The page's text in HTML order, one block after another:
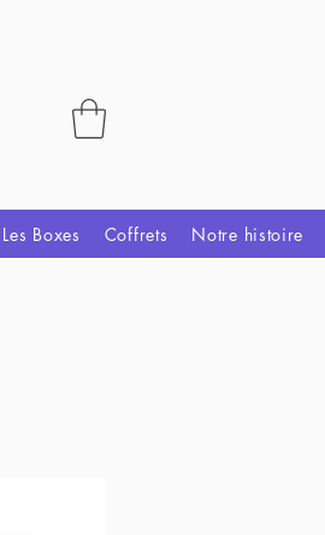
Les Boxes Coffrets Notre histoire